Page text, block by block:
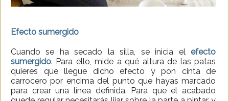
Efecto sumergido
Cuando se ha secado la silla, se inicia el efecto
sumergido. Para ello, mide a qué altura de las patas
quieres que llegue dicho efecto y pon cinta de
carrocero por encima del punto que hayas marcado
para crear una línea definida. Para que el acabado